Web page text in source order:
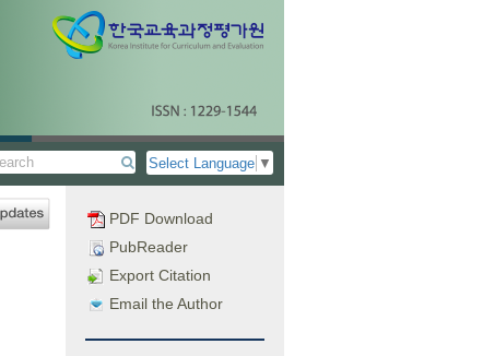
Select Language ▼
PDF Download
PubReader
Export Citation
Email the Author